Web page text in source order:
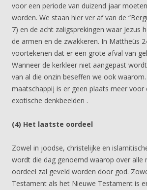
voor een periode van duizend jaar
worden. We staan hier ver af van de
7) en de acht zaligsprekingen waar Jezus
de armen en de zwakkeren. In Mattheüs
voortekenen dat er een grote afval van
Wanneer de kerkleer niet aangepast
van al die onzin beseffen we ook
maatschappij is er geen plaats meer voor
exotische denkbeelden .
(4) Het laatste oordeel
Zowel in joodse, christelijke en
wordt die dag genoemd waarop over alle
oordeel zal geveld worden door god.
Testament als het Nieuwe Testament is